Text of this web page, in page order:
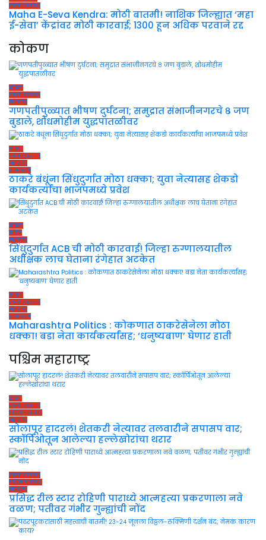
ताज्या बातम्या
Maha E-Seva Kendra: मोठी बातमी! नाशिक जिल्ह्यात ‘महा
ई-सेवा’ केंद्रांवर मोठी कारवाई; 1300 हून अधिक परवाने रद्द
कोकण
कोकण
ताज्या बातम्या
महाराष्ट्र
गणपतीपुळ्यात भीषण दुर्घटना; समुद्रात संभाजीनगरचे ८ जण
बुडाले, शोधमोहीम युद्धपातळीवर
कोकण
ताज्या बातम्या
महाराष्ट्र
राजकारण
ठाकरे बंधूंना सिंधुदुर्गात मोठा धक्का; युवा नेत्यासह शेकडो
कार्यकर्त्यांचा भाजपमध्ये प्रवेश
कोकण
क्राईम
महाराष्ट्र
सिंधुदुर्गात ACB ची मोठी कारवाई! जिल्हा रुग्णालयातील
अधीक्षक लाच घेताना रंगेहात अटकेत
कोकण
ताज्या बातम्या
महाराष्ट्र
राजकारण
Maharashtra Politics : कोकणात ठाकरेसेनेला मोठा
धक्का! बडा नेता कार्यकर्त्यांसह; ‘धनुष्यबाण’ घेणार हाती
पश्चिम महाराष्ट्र
क्राईम
ताज्या बातम्या
पश्चिम महाराष्ट्र
महाराष्ट्र
सोलापूर हादरलं! शेतकरी नेत्यावर तलवारीने सपासप वार;
स्कॉर्पिओतून आलेल्या हल्लेखोरांचा थरार
ताज्या बातम्या
पश्चिम महाराष्ट्र
महाराष्ट्र
प्रसिद्ध रील स्टार रोहिणी पाराध्ये आत्महत्या प्रकरणाला नवे
वळण; पतीवर गंभीर गुन्ह्यांची नोंद